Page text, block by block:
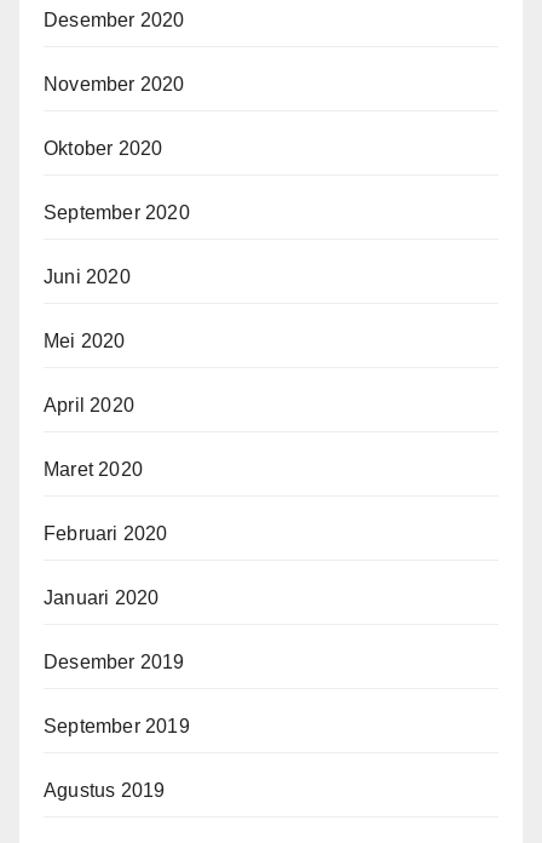
Desember 2020
November 2020
Oktober 2020
September 2020
Juni 2020
Mei 2020
April 2020
Maret 2020
Februari 2020
Januari 2020
Desember 2019
September 2019
Agustus 2019